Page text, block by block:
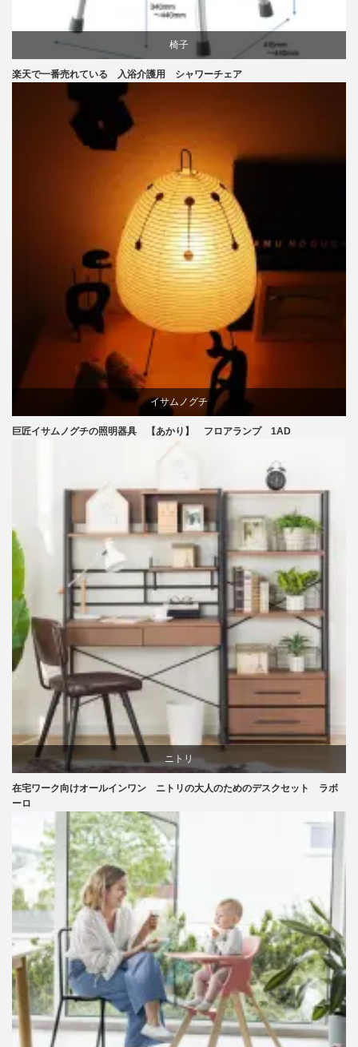
椅子
楽天で一番売れている 入浴介護用 シャワーチェア
イサムノグチ
国産
照明器具
巨匠イサムノグチの照明器具 【あかり】 フロアランプ 1AD
ニトリ
在宅ワーク向けオールインワン ニトリの大人のためのデスクセット ラボ
ーロ